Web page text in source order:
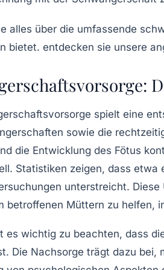
spielt eine
sowie die
die Entwicklung des Fötus
Statistiken zeigen, dass etwa
unterstreicht.
betroffenen Müttern zu helfen,
es wichtig zu beachten, dass
Die Nachsorge trägt dazu bei,